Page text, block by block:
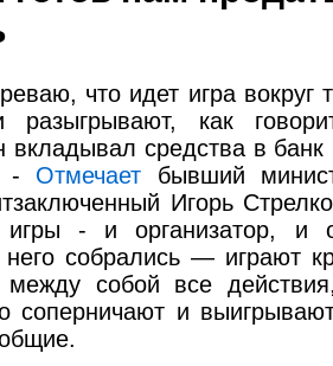
что идет игра вокруг
разыгрывают, как
вкладывал средства в банк
- Отмечает бывший
Игорь
игры - и организатор, и
него собрались — играют
между собой все
соперничают и